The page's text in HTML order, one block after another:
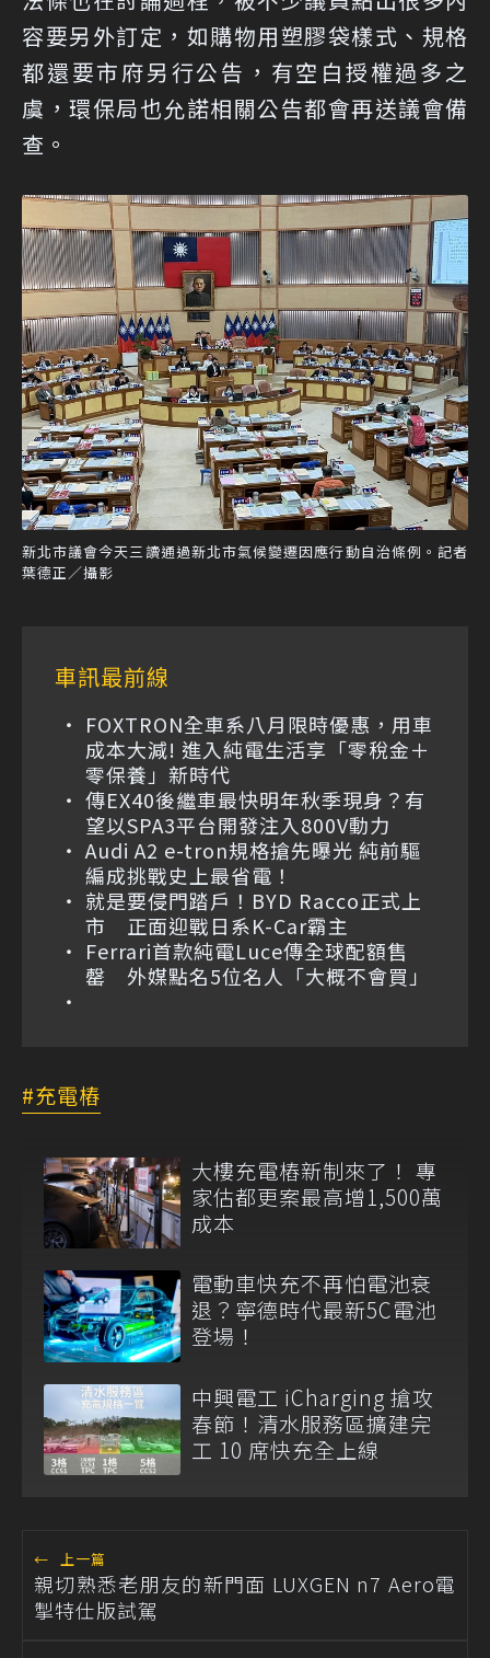
容要另外訂定，如購物用塑膠袋樣式、規格
都還要市府另行公告，有空白授權過多之
虞，環保局也允諾相關公告都會再送議會備
查。
新北市議會今天三讀通過新北市氣候變遷因應行動自治條例。記者
葉德正／攝影
車訊最前線
FOXTRON全車系八月限時優惠，用車
成本大減! 進入純電生活享「零稅金＋
零保養」新時代
傳EX40後繼車最快明年秋季現身？有
望以SPA3平台開發注入800V動力
Audi A2 e-tron規格搶先曝光 純前驅
編成挑戰史上最省電！
就是要侵門踏戶！BYD Racco正式上
市 正面迎戰日系K-Car霸主
Ferrari首款純電Luce傳全球配額售
罄 外媒點名5位名人「大概不會買」
充電樁
大樓充電樁新制來了！ 專
家估都更案最高增1,500萬
成本
電動車快充不再怕電池衰
退？寧德時代最新5C電池
登場！
中興電工 iCharging 搶攻
春節！清水服務區擴建完
工 10 席快充全上線
← 上一篇
親切熟悉老朋友的新門面 LUXGEN n7 Aero電
掣特仕版試駕